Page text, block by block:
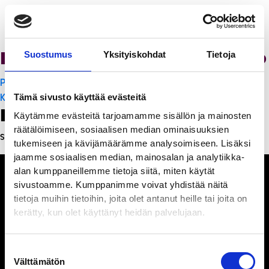
Suostumus Yksityiskohdat Tietoja
Tämä sivusto käyttää evästeitä
Käytämme evästeitä tarjoamamme sisällön ja mainosten
räätälöimiseen, sosiaalisen median ominaisuuksien
tukemiseen ja kävijämäärämme analysoimiseen. Lisäksi
jaamme sosiaalisen median, mainosalan ja analytiikka-
alan kumppaneillemme tietoja siitä, miten käytät
sivustoamme. Kumppanimme voivat yhdistää näitä
tietoja muihin tietoihin, joita olet antanut heille tai joita on
kerätty, kun olet käyttänyt heidän palvelujaan.
valinta
Välttämätön
Ristorante Momento
Artikkelien
selaus
PanchoVilla
K-Citymarket Pori Puuvilla
Leave a Reply
Sinun täytyy kirjautua sisään